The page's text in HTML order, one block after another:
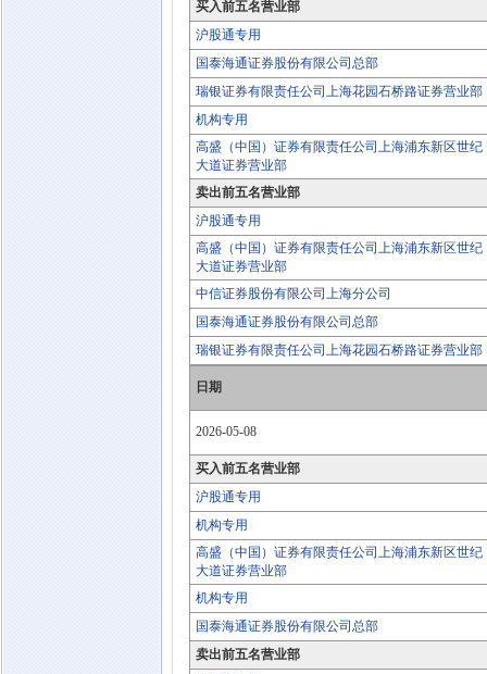
买入前五名营业部
沪股通专用
国泰海通证券股份有限公司总部
瑞银证券有限责任公司上海花园石桥路证券营业部
机构专用
高盛（中国）证券有限责任公司上海浦东新区世纪
大道证券营业部
卖出前五名营业部
沪股通专用
高盛（中国）证券有限责任公司上海浦东新区世纪
大道证券营业部
中信证券股份有限公司上海分公司
国泰海通证券股份有限公司总部
瑞银证券有限责任公司上海花园石桥路证券营业部
日期
2026-05-08
买入前五名营业部
沪股通专用
机构专用
高盛（中国）证券有限责任公司上海浦东新区世纪
大道证券营业部
机构专用
国泰海通证券股份有限公司总部
卖出前五名营业部